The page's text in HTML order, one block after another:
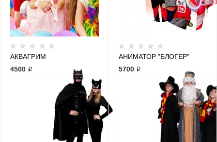
АКВАГРИМ
4500 ₽
АНИМАТОР "БЛОГЕР"
5700 ₽